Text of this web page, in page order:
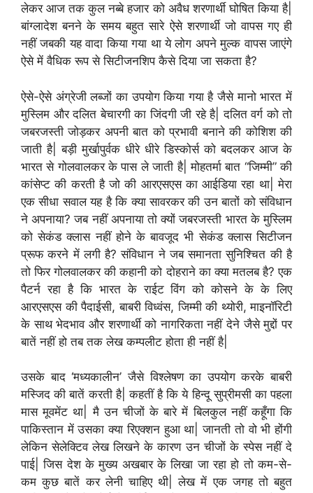
लेकर आज तक कुल नब्बे हजार को अवैध शरणार्थी घोषित किया है|
बांग्लादेश बनने के समय बहुत सारे ऐसे शरणार्थी जो वापस गए ही
नहीं जबकी यह वादा किया गया था ये लोग अपने मुल्क वापस जाएंगे
ऐसे में वैधिक रूप से सिटीजनशिप कैसे दिया जा सकता है?
ऐसे-ऐसे अंग्रेजी लब्जों का उपयोग किया गया है जैसे मानो भारत में
मुस्लिम और दलित बेचारगी का जिंदगी जी रहे है| दलित वर्ग को तो
जबरजस्ती जोड़कर अपनी बात को प्रभावी बनाने की कोशिश की
जाती है| बड़ी मुर्खापुर्वक धीरे धीरे डिस्कोर्स को बदलकर आज के
भारत से गोलवालकर के पास ले जाती है| मोहतर्मा बात “जिम्मी” की
कांसेप्ट की करती है जो की आरएसएस का आईडिया रहा था| मेरा
एक सीधा सवाल यह है कि क्या सावरकर की उन बातों को संविधान
ने अपनाया? जब नहीं अपनाया तो क्यों जबरजस्ती भारत के मुस्लिम
को सेकंड क्लास नहीं होने के बावजूद भी सेकंड क्लास सिटीजन
प्रूफ करने में लगी है? संविधान ने जब समानता सुनिश्चित की है
तो फिर गोलवालकर की कहानी को दोहराने का क्या मतलब है? एक
पैटर्न रहा है कि भारत के राईट विंग को कोसने के के लिए
आरएसएस की पैदाईसी, बाबरी विध्वंस, जिम्मी की थ्योरी, माइनॉरिटी
के साथ भेदभाव और शरणार्थी को नागरिकता नहीं देने जैसे मुद्दों पर
बातें नहीं हो तब तक लेख कम्पलीट होता ही नहीं है|
उसके बाद ‘मध्यकालीन’ जैसे विश्लेषण का उपयोग करके बाबरी
मस्जिद की बातें करती है| कहतीं है कि ये हिन्दू सुप्रीमसी का पहला
मास मूवमेंट था| मै उन चीजों के बारे में बिलकुल नहीं कहूँगा कि
पाकिस्तान में उसका क्या रिएक्शन हुआ था| जानती तो वो भी होंगी
लेकिन सेलेक्टिव लेख लिखने के कारण उन चीजों के स्पेस नहीं दे
पाई| जिस देश के मुख्य अखबार के लिखा जा रहा हो तो कम-से-
कम कुछ बातें कर लेनी चाहिए थी| लेख में एक जगह तो बहुत